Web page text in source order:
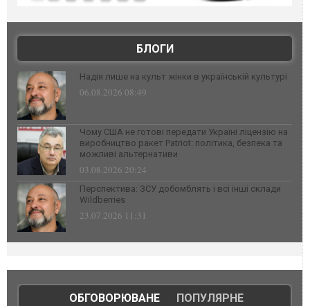
БЛОГИ
Надія лише на культ жінки в українській культурі
06.08.2026 08:49
Чому США не готові передати Україні ліцензію на
виробництво ракет Patriot: політика, безпека та
можливі альтернативи
03.08.2026 20:24
Перспектива: ЗСУ добомблять і всі інші склади
Wildberries
23.07.2026 11:31
ОБГОВОРЮВАНЕ| ПОПУЛЯРНЕ